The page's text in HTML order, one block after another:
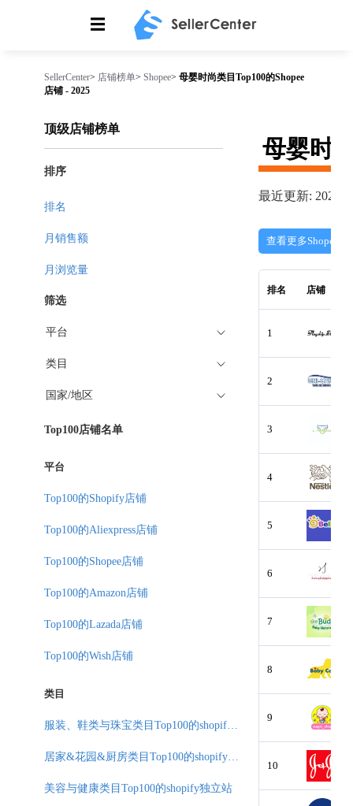
☰
SellerCenter> 店铺榜单> Shopee> 母婴时尚类目Top100的Shopee
店铺 - 2025
母婴时
最近更新: 2026-
查看更多Shopee店
排名 店铺
1
2
3
4
5
6
7
8
9
10
顶级店铺榜单
排序
排名
月销售额
月浏览量
筛选
平台
类目
国家/地区
Top100店铺名单
平台
Top100的Shopify店铺
Top100的Aliexpress店铺
Top100的Shopee店铺
Top100的Amazon店铺
Top100的Lazada店铺
Top100的Wish店铺
类目
美容与健康类目Top100的shopify独立站